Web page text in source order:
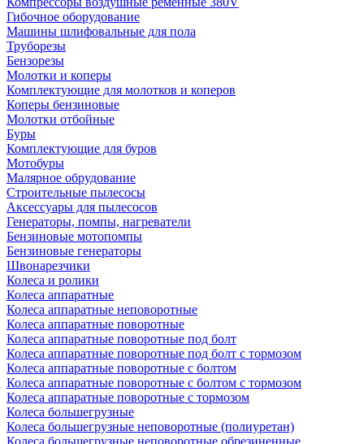
Гибочное оборудование
Машины шлифовальные для пола
Труборезы
Бензорезы
Молотки и коперы
Комплектующие для молотков и коперов
Коперы бензиновые
Молотки отбойные
Буры
Комплектующие для буров
Мотобуры
Малярное обрудование
Строительные пылесосы
Аксессуары для пылесосов
Генераторы, помпы, нагреватели
Бензиновые мотопомпы
Бензиновые генераторы
Швонарезчики
Колеса и ролики
Колеса аппаратные
Колеса аппаратные неповоротные
Колеса аппаратные поворотные
Колеса аппаратные поворотные под болт
Колеса аппаратные поворотные под болт с тормозом
Колеса аппаратные поворотные с болтом
Колеса аппаратные поворотные с болтом с тормозом
Колеса аппаратные поворотные с тормозом
Колеса большегрузные
Колеса большегрузные неповоротные (полиуретан)
Колеса большегрузные неповоротные обрезиненные